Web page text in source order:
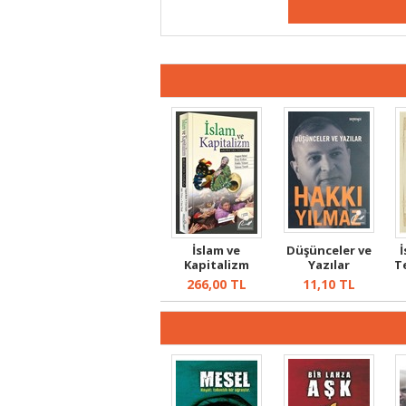
İslam ve
Kapitalizm
266,00TL
Düşünceler ve
Yazılar
11,10TL